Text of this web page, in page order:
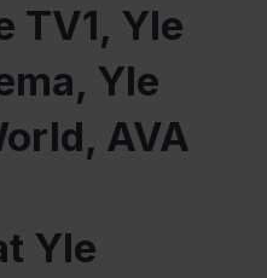
TV1, Yle
Yle
AVA
Yle